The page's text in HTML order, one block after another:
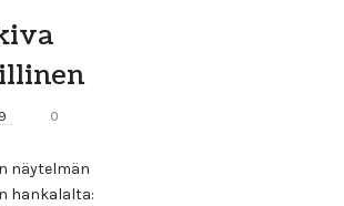
0
näytelmän
hankalalta: